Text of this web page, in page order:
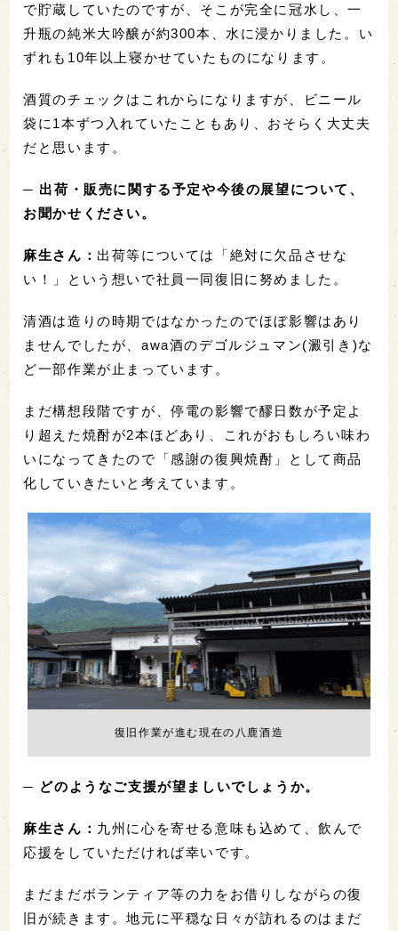
で貯蔵していたのですが、そこが完全に冠水し、一
升瓶の純米大吟醸が約300本、水に浸かりました。い
ずれも10年以上寝かせていたものになります。
酒質のチェックはこれからになりますが、ビニール
袋に1本ずつ入れていたこともあり、おそらく大丈夫
だと思います。
─ 出荷・販売に関する予定や今後の展望について、
お聞かせください。
麻生さん： 出荷等については「絶対に欠品させな
い！」という想いで社員一同復旧に努めました。
清酒は造りの時期ではなかったのでほぼ影響はあり
ませんでしたが、awa酒のデゴルジュマン(澱引き)な
ど一部作業が止まっています。
まだ構想段階ですが、停電の影響で醪日数が予定よ
り超えた焼酎が2本ほどあり、これがおもしろい味わ
いになってきたので「感謝の復興焼酎」として商品
化していきたいと考えています。
復旧作業が進む現在の八鹿酒造
─ どのようなご支援が望ましいでしょうか。
麻生さん： 九州に心を寄せる意味も込めて、飲んで
応援をしていただければ幸いです。
まだまだボランティア等の力をお借りしながらの復
旧が続きます。地元に平穏な日々が訪れるのはまだ